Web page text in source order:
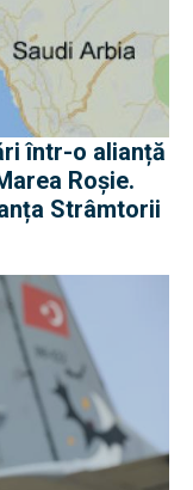
într-o alianță
Roșie.
Strâmtorii